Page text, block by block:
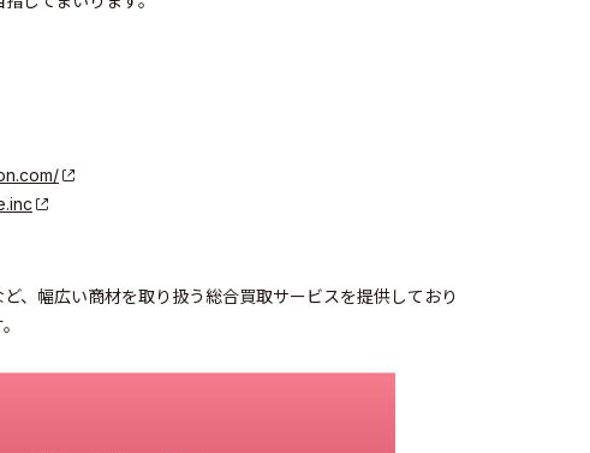
、幅広い商材を取り扱う総合買取サービスを提供しており